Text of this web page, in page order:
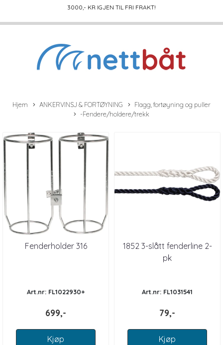
3000,- KR IGJEN TIL FRI FRAKT!
Hjem ANKERVINSJ & FORTØYNING
Flagg, fortøyning og puller
-Fendere/holdere/trekk
Fenderholder 316
Art.nr: FL1022930+
699,-
Kjøp
1852 3-slått fenderline 2-
pk
Art.nr: FL1031541
79,-
Kjøp